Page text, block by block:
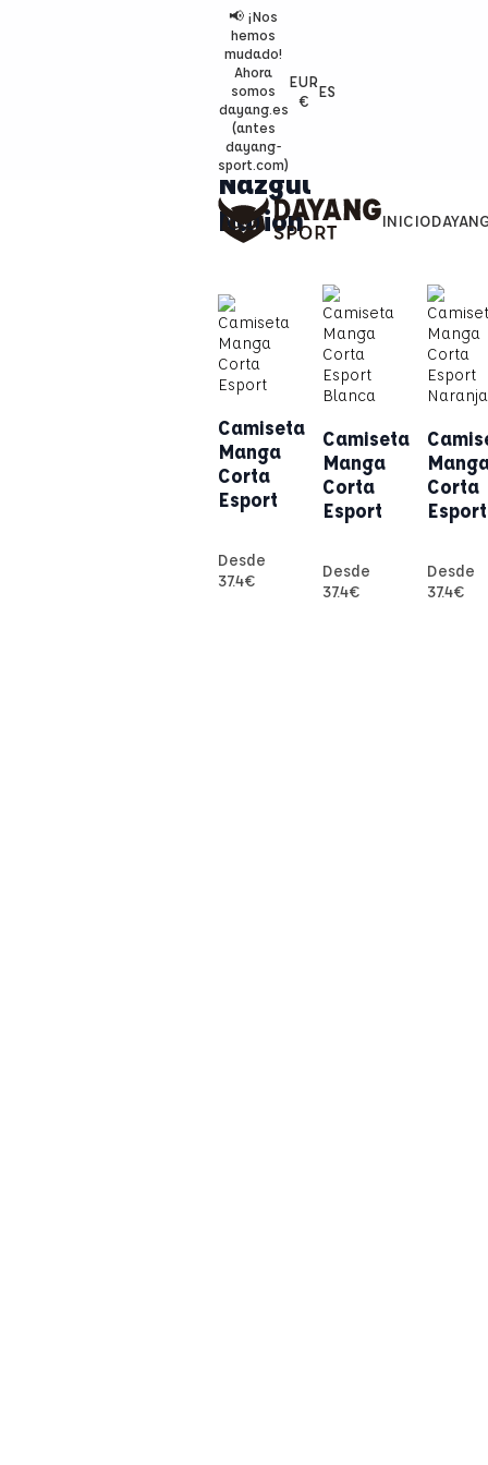
📢 ¡Nos
hemos
mudado!
Ahora
somos
dayang.es
(antes
dayang-
sport.com)
EUR
€ ES
INICIO
Nazgul
Nation
Camiseta
Manga
Corta
Esport
Desde
37.4€
Camiseta
Manga
Corta
Esport
Desde
37.4€
Corta
Esport
Desde
37.4€